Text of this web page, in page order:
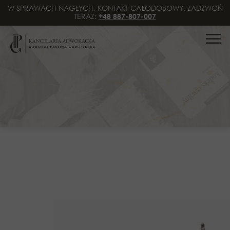
W SPRAWACH NAGŁYCH, KONTAKT CAŁODOBOWY. ZADZWOŃ
TERAZ: +48 887-807-007